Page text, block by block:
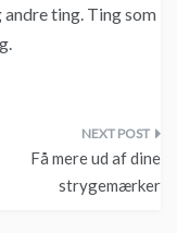
ting. Ting som
Få mere ud af dine
strygemærker